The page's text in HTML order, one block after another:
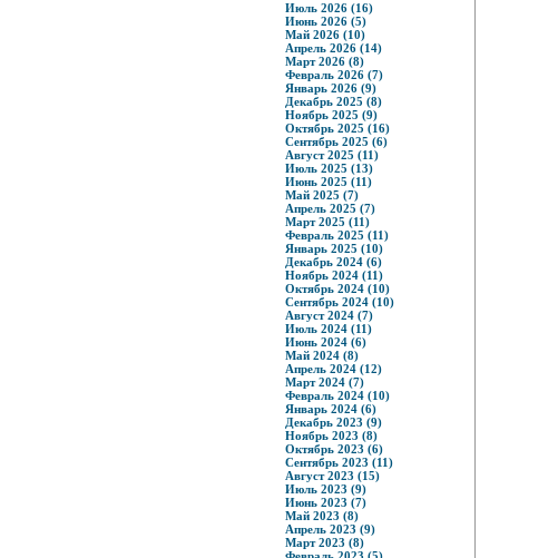
Июль 2026 (16)
Июнь 2026 (5)
Май 2026 (10)
Апрель 2026 (14)
Март 2026 (8)
Февраль 2026 (7)
Январь 2026 (9)
Декабрь 2025 (8)
Ноябрь 2025 (9)
Октябрь 2025 (16)
Сентябрь 2025 (6)
Август 2025 (11)
Июль 2025 (13)
Июнь 2025 (11)
Май 2025 (7)
Апрель 2025 (7)
Март 2025 (11)
Февраль 2025 (11)
Январь 2025 (10)
Декабрь 2024 (6)
Ноябрь 2024 (11)
Октябрь 2024 (10)
Сентябрь 2024 (10)
Август 2024 (7)
Июль 2024 (11)
Июнь 2024 (6)
Май 2024 (8)
Апрель 2024 (12)
Март 2024 (7)
Февраль 2024 (10)
Январь 2024 (6)
Декабрь 2023 (9)
Ноябрь 2023 (8)
Октябрь 2023 (6)
Сентябрь 2023 (11)
Август 2023 (15)
Июль 2023 (9)
Июнь 2023 (7)
Май 2023 (8)
Апрель 2023 (9)
Март 2023 (8)